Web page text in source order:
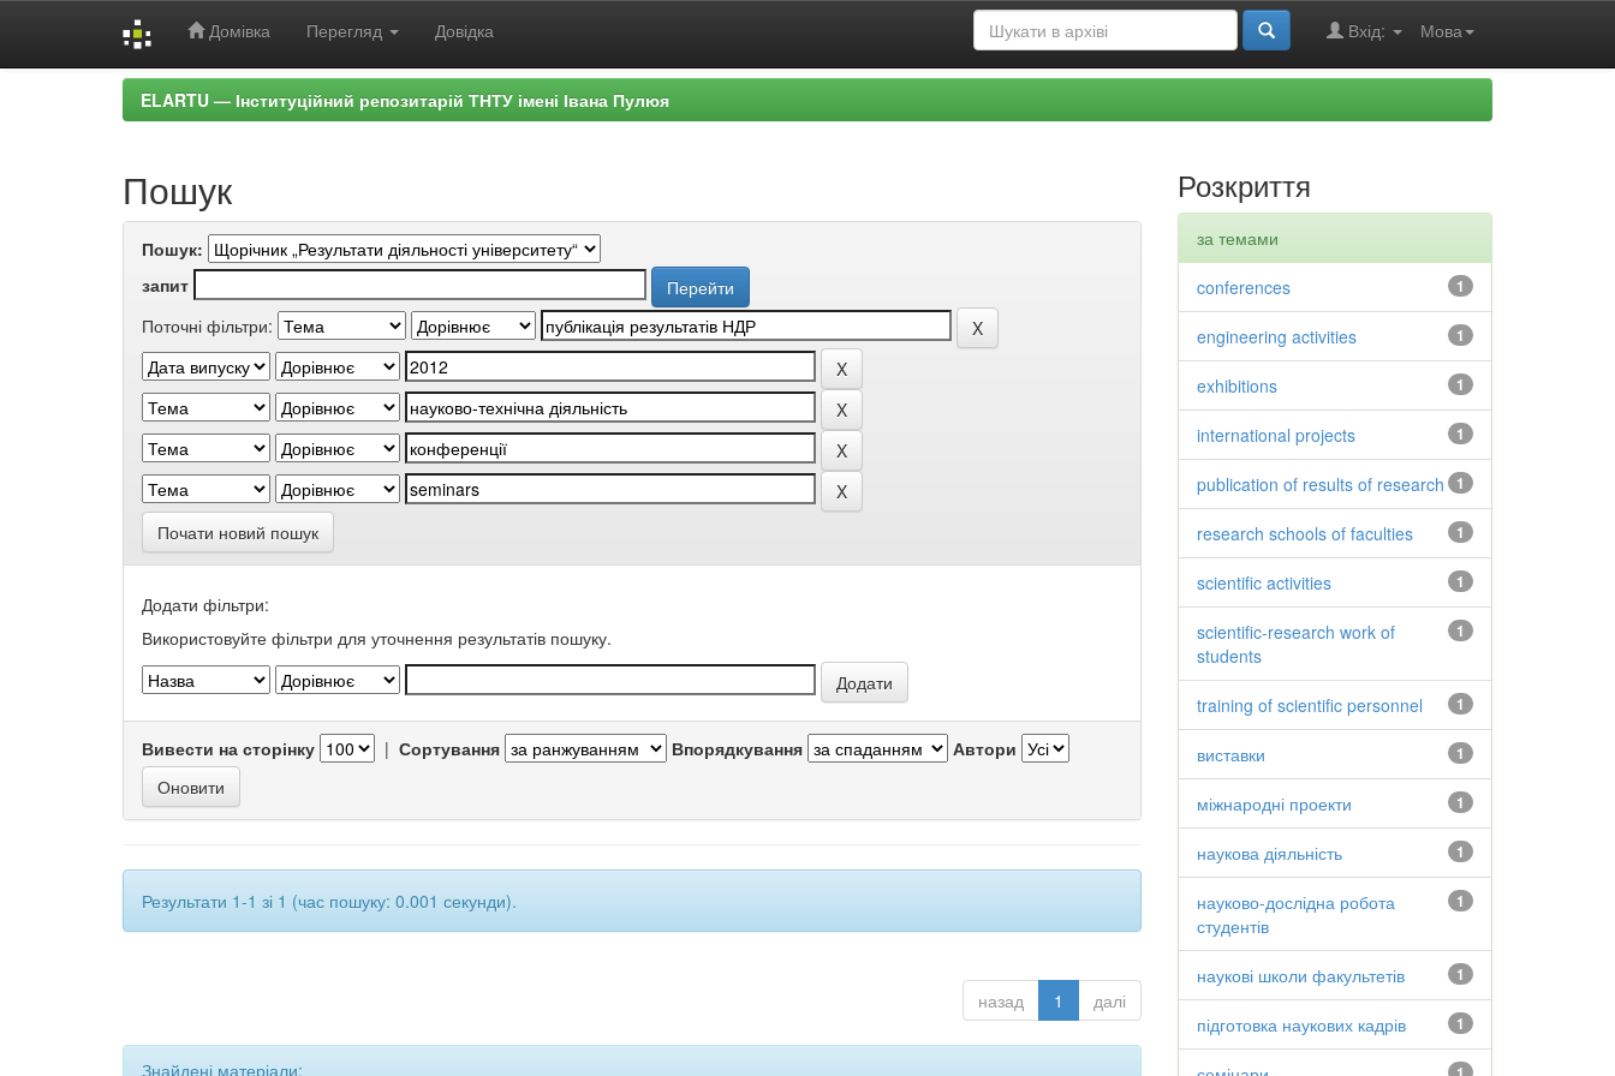
Домівка Перегляд Довідка Мова
Вхід:
ELARTU — Інституційний репозитарій ТНТУ імені Івана Пулюя
Пошук
Пошук:
запит
Поточні фільтри:
Почати новий пошук
Додати фільтри:
Використовуйте фільтри для уточнення результатів пошуку.
Вивести на сторінку | Сортування Впорядкування Автори
Результати 1-1 зі 1 (час пошуку: 0.001 секунди).
назад 1 далі
Знайдені матеріали:
Розкриття
за темами
1
conferences
1
engineering activities
1
exhibitions
1
international projects
1
publication of results of research
1
research schools of faculties
1
scientific activities
1
scientific-research work of
students
1
training of scientific personnel
1
виставки
1
міжнародні проекти
1
наукова діяльність
1
науково-дослідна робота
студентів
1
наукові школи факультетів
1
підготовка наукових кадрів